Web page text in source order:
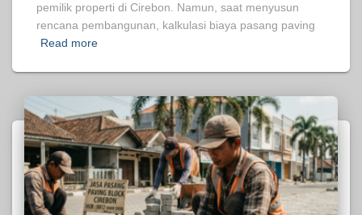
pemilik properti di Cirebon. Namun, saat menyusun
rencana pembangunan, kalkulasi biaya pasang paving
Read more